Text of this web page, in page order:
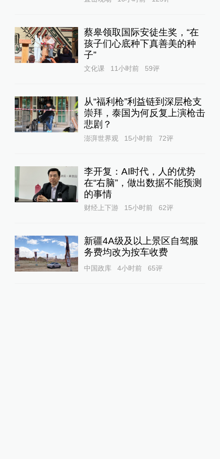
蔡皋领取国际安徒生奖，“在
孩子们心底种下真善美的种
子”
文化课 11小时前 59评
从“福利枪”利益链到深层枪支
崇拜，泰国为何反复上演枪击
悲剧？
澎湃世界观 15小时前 72评
李开复：AI时代，人的优势
在“右脑”，做出数据不能预测
的事情
财经上下游 15小时前 62评
新疆4A级及以上景区自驾服
务费均改为按车收费
中国政库 4小时前 65评